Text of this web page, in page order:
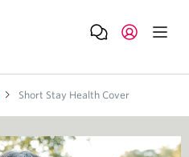
Short Stay Health Cover